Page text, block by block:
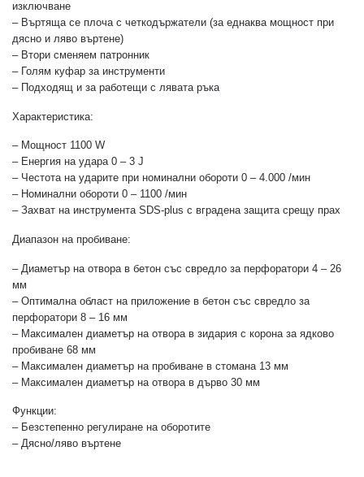
изключване
– Въртяща се плоча с четкодържатели (за еднаква мощност при
дясно и ляво въртене)
– Втори сменяем патронник
– Голям куфар за инструменти
– Подходящ и за работещи с лявата ръка
Характеристика:
– Мощност 1100 W
– Енергия на удара 0 – 3 J
– Честота на ударите при номинални обороти 0 – 4.000 /мин
– Номинални обороти 0 – 1100 /мин
– Захват на инструмента SDS-plus с вградена защита срещу прах
Диапазон на пробиване:
– Диаметър на отвора в бетон със свредло за перфоратори 4 – 26
мм
– Оптимална област на приложение в бетон със свредло за
перфоратори 8 – 16 мм
– Максимален диаметър на отвора в зидария с корона за ядково
пробиване 68 мм
– Максимален диаметър на пробиване в стомана 13 мм
– Максимален диаметър на отвора в дърво 30 мм
Функции:
– Безстепенно регулиране на оборотите
– Дясно/ляво въртене